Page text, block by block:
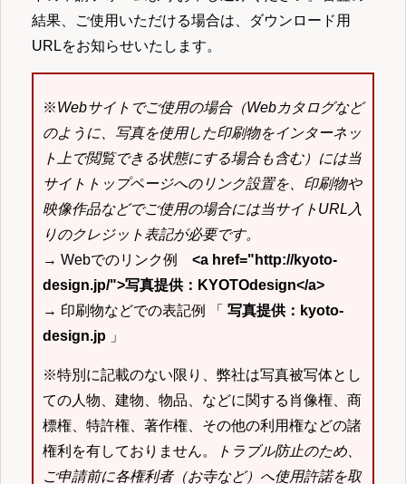
結果、ご使用いただける場合は、ダウンロード用
URLをお知らせいたします。
※Webサイトでご使用の場合（Webカタログなど
のように、写真を使用した印刷物をインターネッ
ト上で閲覧できる状態にする場合も含む）には当
サイトトップページへのリンク設置を、印刷物や
映像作品などでご使用の場合には当サイトURL入
りのクレジット表記が必要です。
→ Webでのリンク例 <a href="http://kyoto-
design.jp/">写真提供：KYOTOdesign</a>
→ 印刷物などでの表記例 「 写真提供：kyoto-
design.jp 」
※特別に記載のない限り、弊社は写真被写体とし
ての人物、建物、物品、などに関する肖像権、商
標権、特許権、著作権、その他の利用権などの諸
権利を有しておりません。
トラブル防止のため、
ご申請前に各権利者（お寺など）へ使用許諾を取